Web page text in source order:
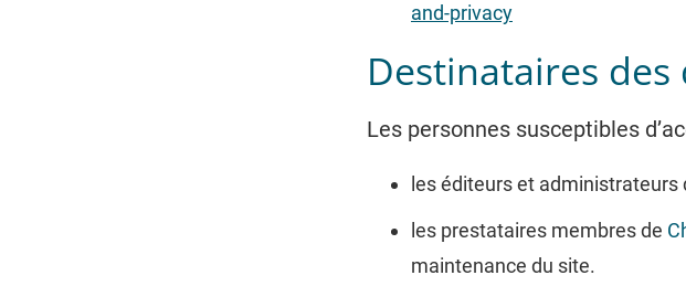
and-privacy
Destinataires des
Les personnes susceptibles
les éditeurs et administrateurs
les prestataires membres de
maintenance du site.